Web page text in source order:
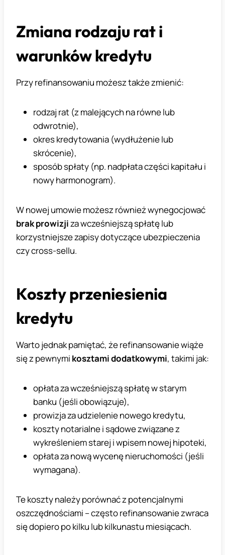
Zmiana rodzaju rat i
warunków kredytu
Przy refinansowaniu możesz także zmienić:
rodzaj rat (z malejących na równe lub
odwrotnie),
okres kredytowania (wydłużenie lub
skrócenie),
sposób spłaty (np. nadpłata części kapitału i
nowy harmonogram).
W nowej umowie możesz również wynegocjować
brak prowizjiza wcześniejszą spłatę lub
korzystniejsze zapisy dotyczące ubezpieczenia
czy cross-sellu.
Koszty przeniesienia
kredytu
Warto jednak pamiętać, że refinansowanie wiąże
się z pewnymi kosztami dodatkowymi, takimi jak:
opłata za wcześniejszą spłatę w starym
banku (jeśli obowiązuje),
prowizja za udzielenie nowego kredytu,
koszty notarialne i sądowe związane z
wykreśleniem starej i wpisem nowej hipoteki,
opłata za nową wycenę nieruchomości (jeśli
wymagana).
Te koszty należy porównać z potencjalnymi
oszczędnościami – często refinansowanie zwraca
się dopiero po kilku lub kilkunastu miesiącach.